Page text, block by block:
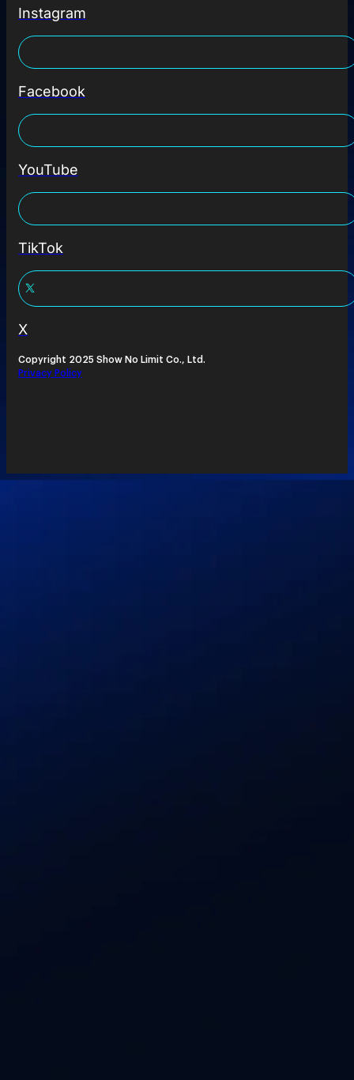
Instagram
Facebook
YouTube
TikTok
X
Copyright 2025 Show No Limit Co., Ltd.
Privacy Policy